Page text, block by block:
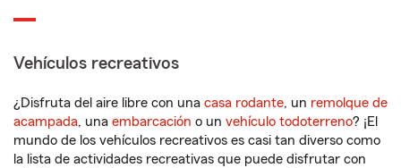
Vehículos recreativos
¿Disfruta del aire libre con una casa rodante, un remolque de
acampada, una embarcación o un vehículo todoterreno? ¡El
mundo de los vehículos recreativos es casi tan diverso como
la lista de actividades recreativas que puede disfrutar con